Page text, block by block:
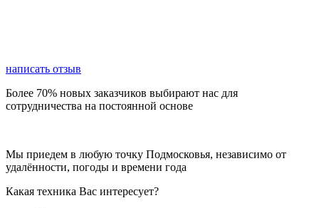
написать отзыв
Более 70% новых заказчиков выбирают нас для
сотрудничества на постоянной основе
Мы приедем в любую точку Подмосковья, независимо от
удалённости, погоды и времени года
Какая техника Вас интересует?